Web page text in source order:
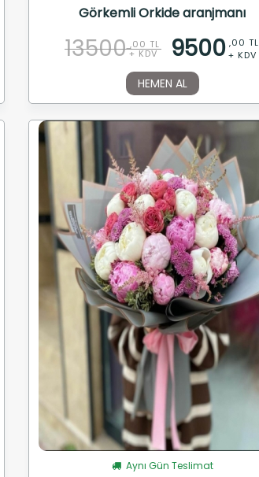
Görkemli Orkide aranjmanı
13500 ,00 TL
+ KDV 9500 ,00 TL
+ KDV
HEMEN AL
Aynı Gün Teslimat